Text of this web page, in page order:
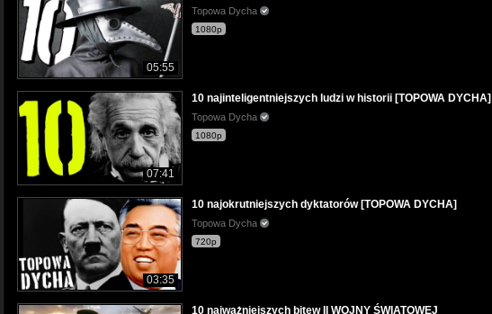
05:55
Topowa Dycha
1080p
07:41
10 najinteligentniejszych ludzi w historii [TOPOWA DYCHA]
Topowa Dycha
1080p
03:35
10 najokrutniejszych dyktatorów [TOPOWA DYCHA]
Topowa Dycha
720p
10 najważniejszych bitew II WOJNY ŚWIATOWEJ